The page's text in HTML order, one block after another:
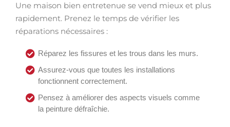
Une maison bien entretenue se vend mieux et plus
rapidement. Prenez le temps de vérifier les
réparations nécessaires :
Réparez les fissures et les trous dans les murs.
Assurez-vous que toutes les installations
fonctionnent correctement.
Pensez à améliorer des aspects visuels comme
la peinture défraîchie.